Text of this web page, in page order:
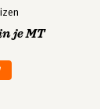
je MT